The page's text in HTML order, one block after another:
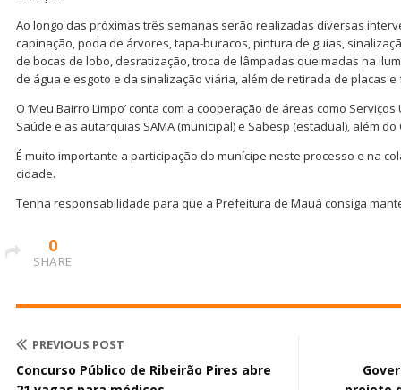
Ao longo das próximas três semanas serão realizadas diversas
capinação, poda de árvores, tapa-buracos, pintura de guias,
de bocas de lobo, desratização, troca de lâmpadas queimadas na
de água e esgoto e da sinalização viária, além de retirada de placas
O ‘Meu Bairro Limpo’ conta com a cooperação de áreas como
Saúde e as autarquias SAMA (municipal) e Sabesp (estadual), além do
É muito importante a participação do munícipe neste processo e na
cidade.
Tenha responsabilidade para que a Prefeitura de Mauá consiga
0
SHARE
PREVIOUS POST
Concurso Público de Ribeirão Pires abre